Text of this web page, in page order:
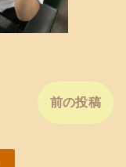
前の投稿